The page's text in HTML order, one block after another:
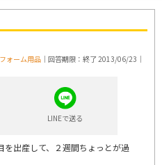
ォーム用品 ｜回答期限：終了 2013/06/23｜
LINEで送る
を出産して、２週間ちょっとが過